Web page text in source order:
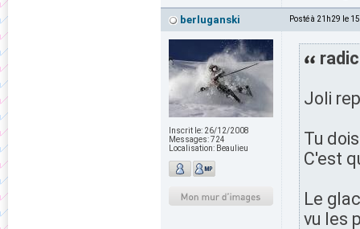
berluganski Posté à 21h29 le
Inscrit le: 26/12/2008
Messages:724
Localisation: Beaulieu
Joli
Tu
C'est
Le
vu les